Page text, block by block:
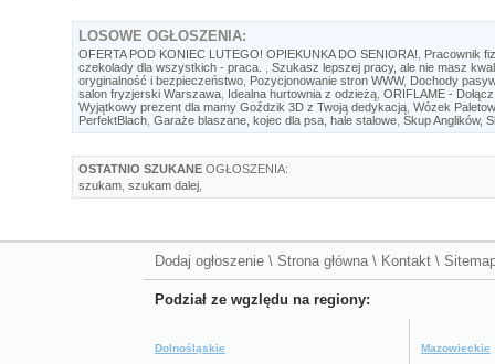
LOSOWE OGŁOSZENIA:
OFERTA POD KONIEC LUTEGO! OPIEKUNKA DO SENIORA!
Pracownik
czekolady dla wszystkich - praca.
Szukasz lepszej pracy, ale nie masz
oryginalność i bezpieczeństwo Pozycjonowanie stron WWW, Dochody
salon fryzjerski Warszawa Idealna hurtownia z odzieżą ORIFLAME -
Wyjątkowy prezent dla mamy Goździk 3D z Twoją dedykacją Wózek
PerfektBlach Garaże blaszane, kojec dla psa, hale stalowe Skup Anglików,
OSTATNIO SZUKANE OGŁOSZENIA:
szukam szukam dalej
Dodaj ogłoszenie \ Strona główna \ Kontakt \
Podział ze wgzlędu na regiony:
Dolnośląskie Mazowieckie